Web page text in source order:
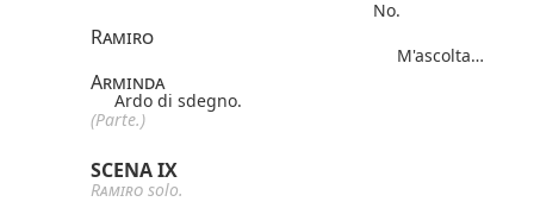
No.
Ramiro
M'ascolta…
Arminda
Ardo di sdegno.
(Parte.)
SCENA IX
Ramiro solo.